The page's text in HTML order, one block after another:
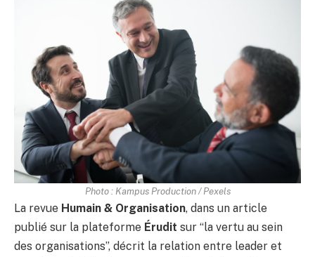
Photo : Kampus Production / Pexels
La revue Humain & Organisation, dans un article
publié sur la plateforme Érudit sur “la vertu au sein
des organisations”, décrit la relation entre leader et